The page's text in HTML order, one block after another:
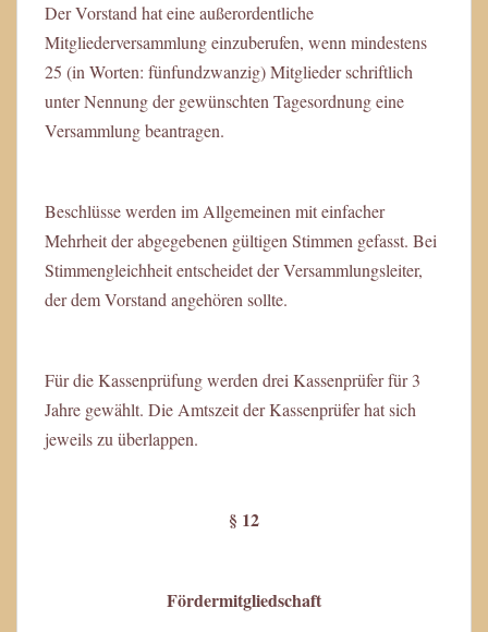
Der Vorstand hat eine außerordentliche
Mitgliederversammlung einzuberufen, wenn mindestens
25 (in Worten: fünfundzwanzig) Mitglieder schriftlich
unter Nennung der gewünschten Tagesordnung eine
Versammlung beantragen.
Beschlüsse werden im Allgemeinen mit einfacher
Mehrheit der abgegebenen gültigen Stimmen gefasst. Bei
Stimmengleichheit entscheidet der Versammlungsleiter,
der dem Vorstand angehören sollte.
Für die Kassenprüfung werden drei Kassenprüfer für 3
Jahre gewählt. Die Amtszeit der Kassenprüfer hat sich
jeweils zu überlappen.
§ 12
Fördermitgliedschaft